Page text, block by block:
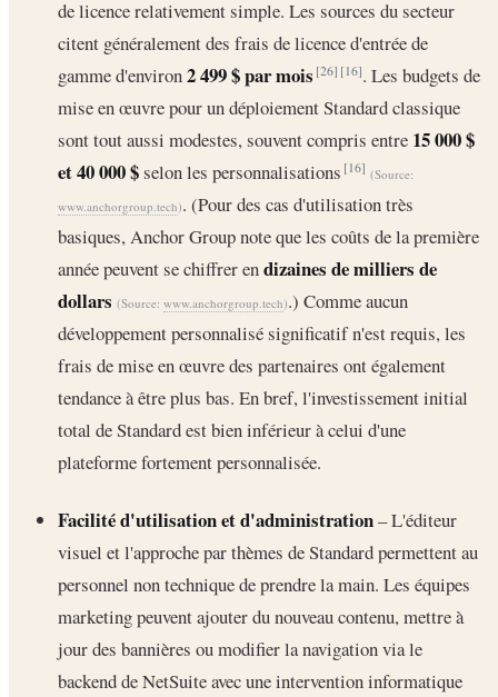
de licence relativement simple. Les sources du secteur
citent généralement des frais de licence d'entrée de
gamme d'environ2 499 $ par mois [26] [16]. Les budgets de
mise en œuvre pour un déploiement Standard classique
sont tout aussi modestes, souvent compris entre 15 000 $
et 40 000 $selon les personnalisations[16] (Source:
www.anchorgroup.tech). (Pour des cas d'utilisation très
basiques, Anchor Group note que les coûts de la première
année peuvent se chiffrer endizaines de milliers de
dollars (Source: www.anchorgroup.tech).) Comme aucun
développement personnalisé significatif n'est requis, les
frais de mise en œuvre des partenaires ont également
tendance à être plus bas. En bref, l'investissement initial
total de Standard est bien inférieur à celui d'une
plateforme fortement personnalisée.
Facilité d'utilisation et d'administration– L'éditeur
visuel et l'approche par thèmes de Standard permettent au
personnel non technique de prendre la main. Les équipes
marketing peuvent ajouter du nouveau contenu, mettre à
jour des bannières ou modifier la navigation via le
backend de NetSuite avec une intervention informatique